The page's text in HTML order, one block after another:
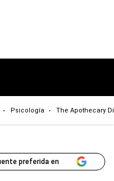
Psicología The Apothecary
preferida en